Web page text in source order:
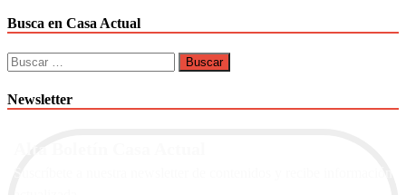
Busca en Casa Actual
Buscar:
Newsletter